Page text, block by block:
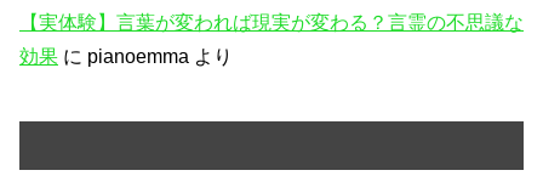
【実体験】言葉が変われば現実が変わる？言霊の不思議な
効果 に pianoemma より